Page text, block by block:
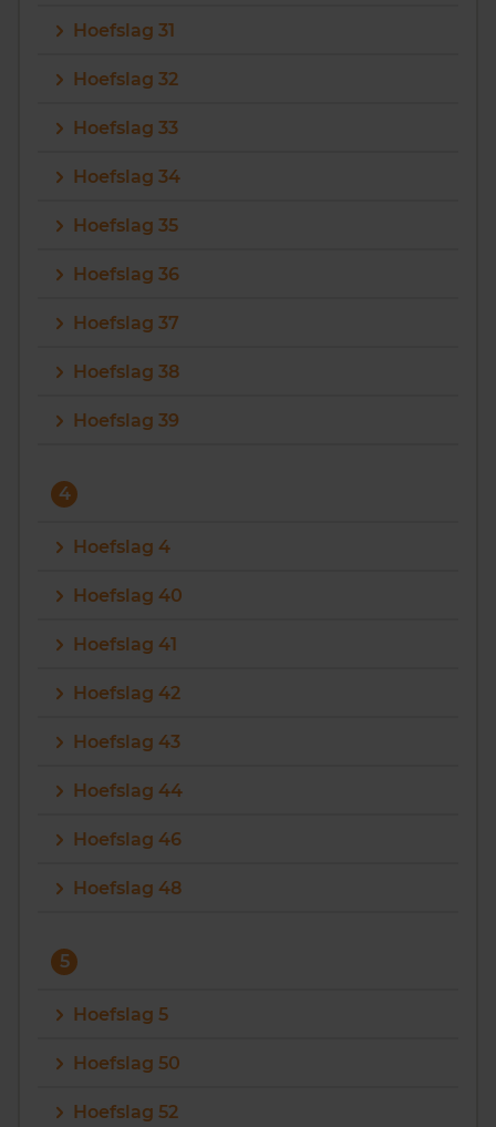
Hoefslag 31
Hoefslag 32
Hoefslag 33
Hoefslag 34
Hoefslag 35
Hoefslag 36
Hoefslag 37
Hoefslag 38
Hoefslag 39
4
Hoefslag 4
Hoefslag 40
Hoefslag 41
Hoefslag 42
Hoefslag 43
Hoefslag 44
Hoefslag 46
Hoefslag 48
5
Hoefslag 5
Hoefslag 50
Hoefslag 52